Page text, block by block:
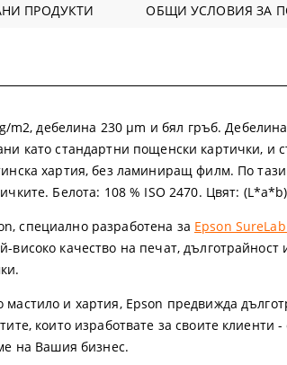
ПРОДУКТИ ОБЩИ УСЛОВИЯ ЗА
m2, дебелина 230 µm и бял гръб.
като стандартни пощенски картички,
хартия, без ламиниращ филм. По
Белота: 108 % ISO 2470. Цвят:
специално разработена за Epson
високо качество на печат, дълготрайност
мастило и хартия, Epson предвижда
които изработвате за своите
на Вашия бизнес.